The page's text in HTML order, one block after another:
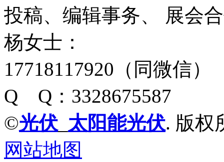
投稿、编辑事务、 展会
杨女士：
17718117920（同微信）
Q Q：3328675587
©光伏 太阳能光伏. 版权
网站地图